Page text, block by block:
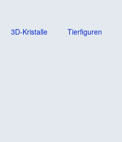
3D-Kristalle Tierfiguren